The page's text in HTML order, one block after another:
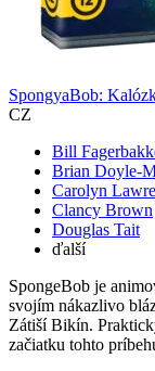
SpongyaBob:
CZ
Bill
Brian Doyle-
Carolyn
Clancy Brown
Douglas Tait
ďalší
SpongeBob je
svojím nákazlivo
Zátiší Bikín.
začiatku tohto